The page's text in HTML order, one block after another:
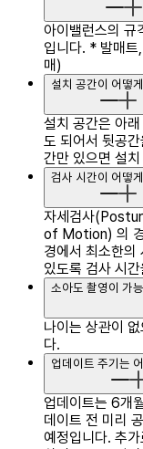
아이밸런스의
입니다. * 발매트
매)
설치 공간이 어떻
설치 공간은 아
도 되어서 뒷공
간만 있으면 설
검사 시간이 어떻
자세검사
of Motion) 의
경에서 최소한의
있도록 검사 시
소아도 촬영이 가
나이는 상관이
다.
업데이트 주기는
업데이트는 6개
데이트 전 미리
예정입니다. 추